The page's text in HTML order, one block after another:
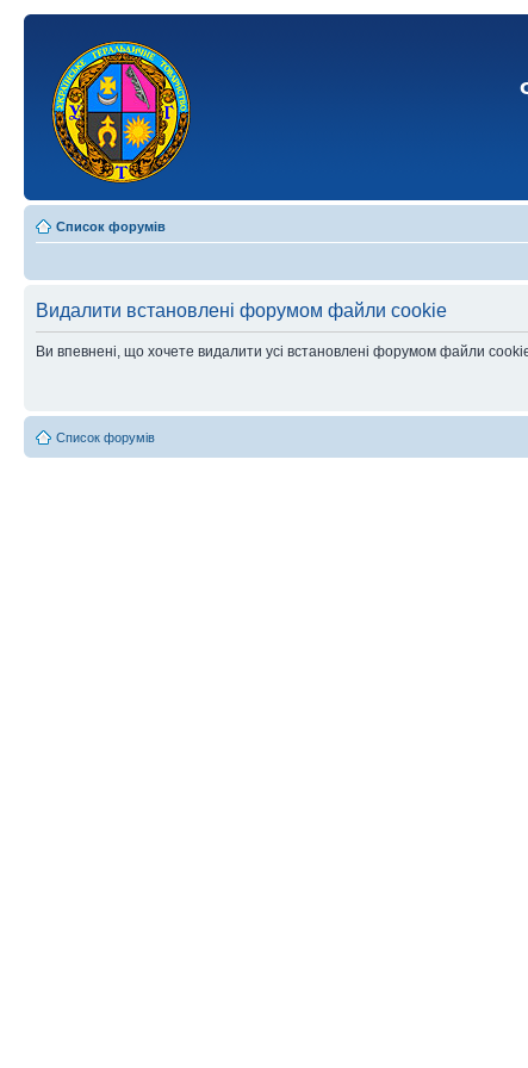
Список форумів
Видалити встановлені форумом файли cookie
Ви впевнені, що хочете видалити усі встановлені форумом файли
Список форумів